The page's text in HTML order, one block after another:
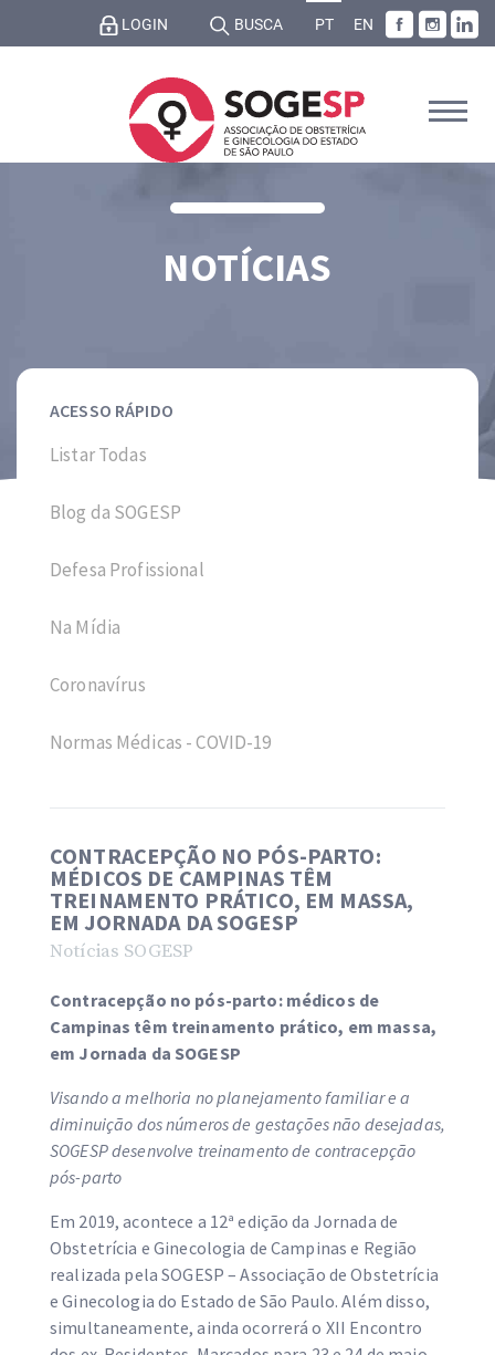
LOGIN BUSCA PT EN
NOTÍCIAS
ACESSO RÁPIDO
Listar Todas
Blog da SOGESP
Defesa Profissional
Na Mídia
Coronavírus
Normas Médicas - COVID-19
CONTRACEPÇÃO NO PÓS-PARTO:
MÉDICOS DE CAMPINAS TÊM
TREINAMENTO PRÁTICO, EM MASSA,
EM JORNADA DA SOGESP
Notícias SOGESP
Contracepção no pós-parto: médicos de
Campinas têm treinamento prático, em massa,
em Jornada da SOGESP
Visando a melhoria no planejamento familiar e a
diminuição dos números de gestações não desejadas,
SOGESP desenvolve treinamento de contracepção
pós-parto
Em 2019, acontece a 12ª edição da Jornada de
Obstetrícia e Ginecologia de Campinas e Região
realizada pela SOGESP – Associação de Obstetrícia
e Ginecologia do Estado de São Paulo. Além disso,
simultaneamente, ainda ocorrerá o XII Encontro